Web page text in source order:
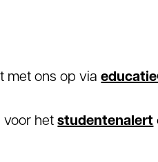
met ons op via
voor hetstudentenalert